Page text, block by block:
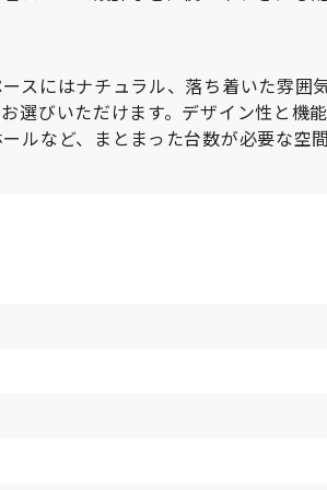
スにはナチュラル、落ち着いた雰囲
選びいただけます。デザイン性と機
ルなど、まとまった台数が必要な空